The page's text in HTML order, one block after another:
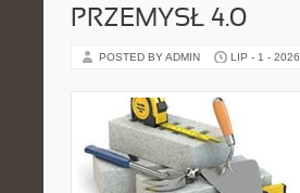
PRZEMYSŁ 4.0
POSTED BY ADMIN LIP - 1 - 2026